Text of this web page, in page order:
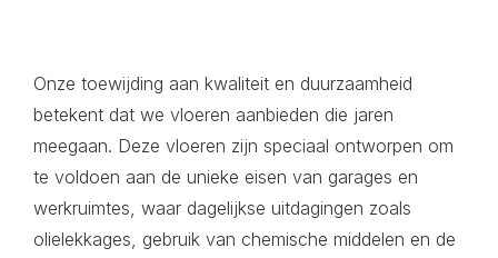
Onze toewijding aan kwaliteit en duurzaamheid
betekent dat we vloeren aanbieden die jaren
meegaan. Deze vloeren zijn speciaal ontworpen om
te voldoen aan de unieke eisen van garages en
werkruimtes, waar dagelijkse uitdagingen zoals
olielekkages, gebruik van chemische middelen en de